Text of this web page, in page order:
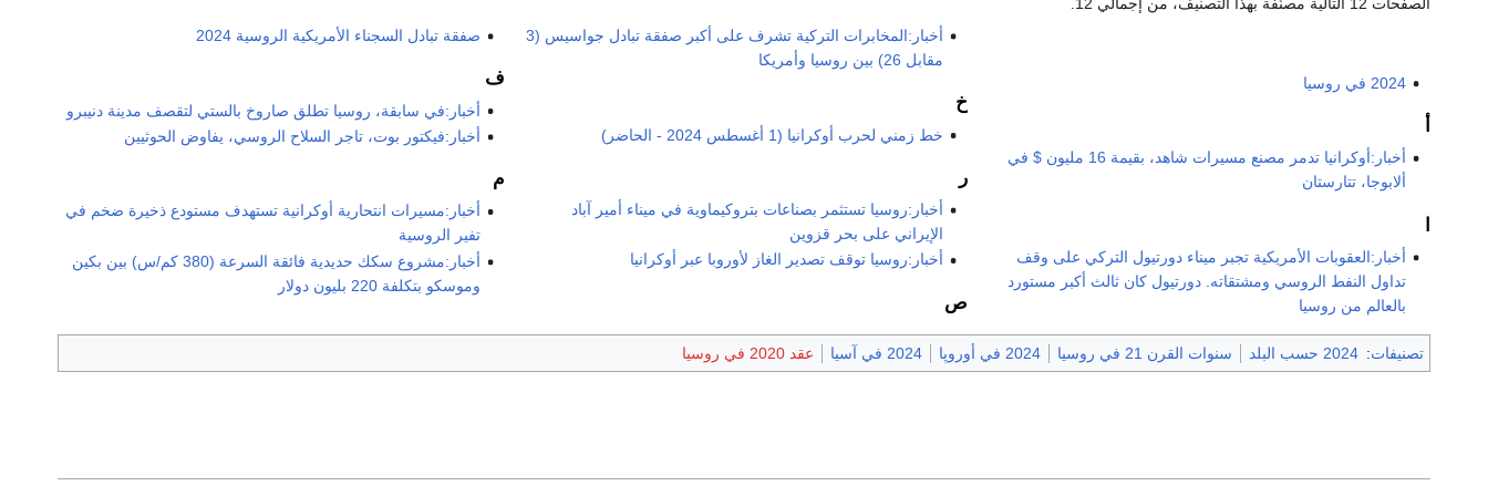
2024 في روسيا
أخبار:أوكرانيا تدمر مصنع مسيرات شاهد، بقيمة 16 مليون $ في
ألابوجا، تتارستان
أخبار:العقوبات الأمريكية تجبر ميناء دورتيول التركي على وقف
تداول النفط الروسي ومشتقاته. دورتيول كان ثالث أكبر مستورد
بالعالم من روسيا
أخبار:المخابرات التركية تشرف على أكبر صفقة تبادل جواسيس (3
مقابل 26) بين روسيا وأمريكا
خ
خط زمني لحرب أوكرانيا (1 أغسطس 2024 - الحاضر)
ر
أخبار:روسيا تستثمر بصناعات بتروكيماوية في ميناء أمير آباد
الإيراني على بحر قزوين
أخبار:روسيا توقف تصدير الغاز لأوروبا عبر أوكرانيا
ص
صفقة تبادل السجناء الأمريكية الروسية 2024
ف
أخبار:في سابقة، روسيا تطلق صاروخ بالستي لتقصف مدينة دنيبرو
أخبار:فيكتور بوت، تاجر السلاح الروسي، يفاوض الحوثيين
م
أخبار:مسيرات انتحارية أوكرانية تستهدف مستودع ذخيرة ضخم في
تفير الروسية
أخبار:مشروع سكك حديدية فائقة السرعة (380 كم/س) بين بكين
وموسكو بتكلفة 220 بليون دولار
تصنيفات: 2024 حسب البلد سنوات القرن 21 في روسيا 2024 في أوروپا 2024 في آسيا عقد 2020 في روسيا